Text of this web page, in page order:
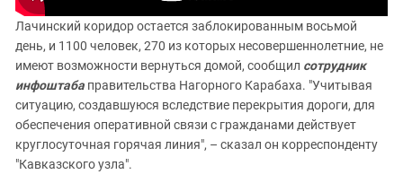
Лачинский коридор остается заблокированным восьмой
день, и 1100 человек, 270 из которых несовершеннолетние, не
имеют возможности вернуться домой, сообщил сотрудник
инфоштаба правительства Нагорного Карабаха. "Учитывая
ситуацию, создавшуюся вследствие перекрытия дороги, для
обеспечения оперативной связи с гражданами действует
круглосуточная горячая линия", – сказал он корреспонденту
"Кавказского узла".